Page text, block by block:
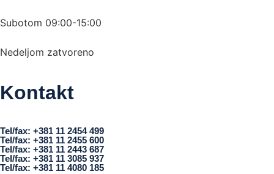
Subotom 09:00-15:00
Nedeljom zatvoreno
Kontakt
Tel/fax: +381 11 2454 499
Tel/fax: +381 11 2455 600
Tel/fax: +381 11 2443 687
Tel/fax: +381 11 3085 937
Tel/fax: +381 11 4080 185